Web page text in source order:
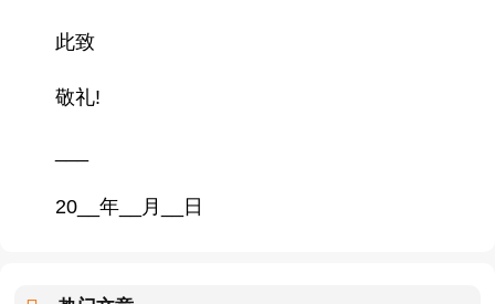
此致
敬礼!
20__年__月__日